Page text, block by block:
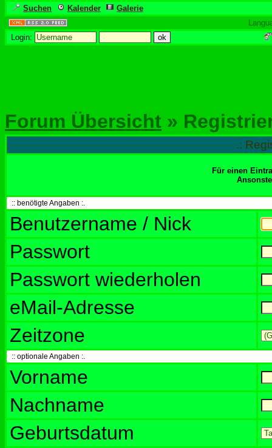
Suchen Kalender
Galerie
Login:
Forum Übersicht »
.:
Für einen
:: benötigte Angaben :.
Benutzername / Nick
Passwort
Passwort wiederholen
eMail-Adresse
Zeitzone
:: optionale Angaben :.
Vorname
Nachname
Geburtsdatum